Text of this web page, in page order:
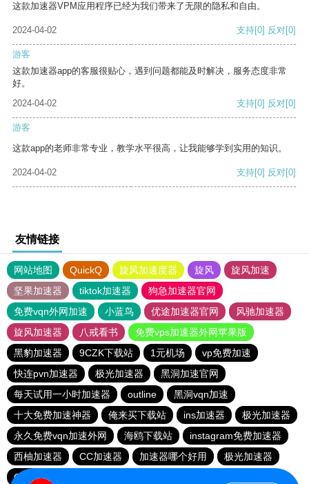
这款加速器VPM应用程序已经为我们带来了无限的隐私和自由。
2024-04-02 支持[0] 反对[0]
游客
这款加速器app的客服很贴心，遇到问题都能及时解决，服务态度非常
好。
2024-04-02
支持[0] 反对[0]
游客
这款app的老师非常专业，教学水平很高，让我能够学到实用的知识。
2024-04-02 支持[0] 反对[0]
友情链接
网站地图 QuickQ 旋风加速度器 旋风
旋风加速
坚果加速器
tiktok加速器
狗急加速器官网
免费vqn外网加速
小蓝鸟 优途加速器官网
风驰加速器
旋风加速器
八戒看书
免费vps加速器外网苹果版
黑豹加速器
9CZK下载站 1元机场
vp免费加速
快连pvn加速器
极光加速器
黑洞加速官网
每天试用一小时加速器
outline
黑洞vqn加速
十大免费加速神器
俺来买下载站 ins加速器
极光加速器
永久免费vqn加速外网
海鸥下载站
instagram免费加速器
西柚加速器
CC加速器 加速器哪个好用
极光加速器
CC加速器